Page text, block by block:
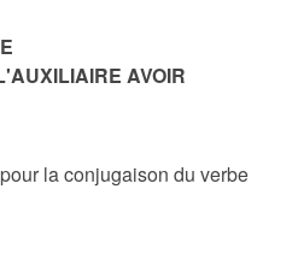
AVOIR
la conjugaison du verbe